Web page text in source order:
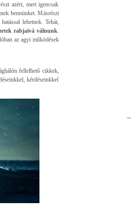
azért, mert igencsak
bennünket. Másrészt
lehetnek. Tehát,
rabjaivá válnunk
az agyi működések
fellelhető cikkek,
kérdéseinkkel